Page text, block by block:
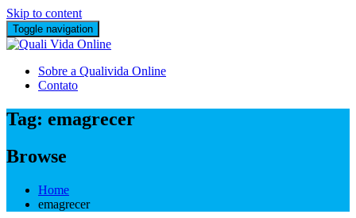
Skip to content
Toggle navigation
Sobre a Qualivida Online
Contato
Tag: emagrecer
Browse
Home
emagrecer